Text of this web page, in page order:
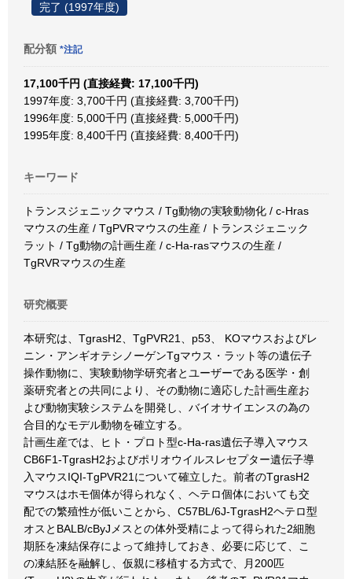
完了 (1997年度)
配分額 *注記
17,100千円 (直接経費: 17,100千円)
1997年度: 3,700千円 (直接経費: 3,700千円)
1996年度: 5,000千円 (直接経費: 5,000千円)
1995年度: 8,400千円 (直接経費: 8,400千円)
キーワード
トランスジェニックマウス / Tg動物の実験動物化 / c-Hras
マウスの生産 / TgPVRマウスの生産 / トランスジェニック
ラット / Tg動物の計画生産 / c-Ha-rasマウスの生産 /
TgRVRマウスの生産
研究概要
本研究は、TgrasH2、TgPVR21、p53、 KOマウスおよびレ
ニン・アンギオテシノーゲンTgマウス・ラット等の遺伝子
操作動物に、実験動物学研究者とユーザーである医学・創
薬研究者との共同により、その動物に適応した計画生産お
よび動物実験システムを開発し、バイオサイエンスの為の
合目的なモデル動物を確立する。
計画生産では、ヒト・プロト型c-Ha-ras遺伝子導入マウス
CB6F1-TgrasH2およびポリオウイルスレセプター遺伝子導
入マウスIQI-TgPVR21について確立した。前者のTgrasH2
マウスはホモ個体が得られなく、ヘテロ個体においても交
配での繁殖性が低いことから、C57BL/6J-TgrasH2ヘテロ型
オスとBALB/cByJメスとの体外受精によって得られた2細胞
期胚を凍結保存によって維持しておき、必要に応じて、こ
の凍結胚を融解し、仮親に移植する方式で、月200匹